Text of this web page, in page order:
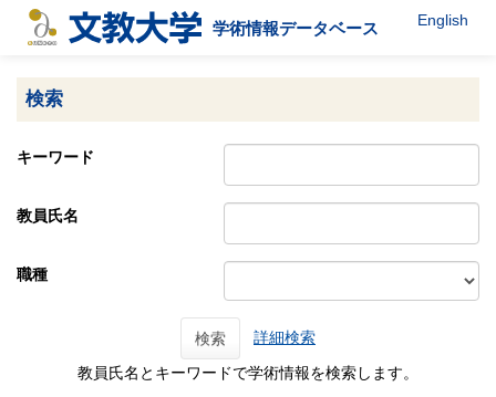
学術情報データベース English
検索
キーワード
教員氏名
職種
検索 詳細検索
教員氏名とキーワードで学術情報を検索します。